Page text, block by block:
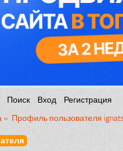
Поиск Вход
Регистрация
» Профиль пользователя